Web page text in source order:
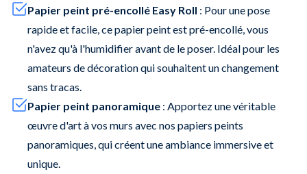
Papier peint pré-encollé Easy Roll : Pour une pose
rapide et facile, ce papier peint est pré-encollé, vous
n'avez qu'à l'humidifier avant de le poser. Idéal pour les
amateurs de décoration qui souhaitent un changement
sans tracas.
Papier peint panoramique : Apportez une véritable
œuvre d'art à vos murs avec nos papiers peints
panoramiques, qui créent une ambiance immersive et
unique.